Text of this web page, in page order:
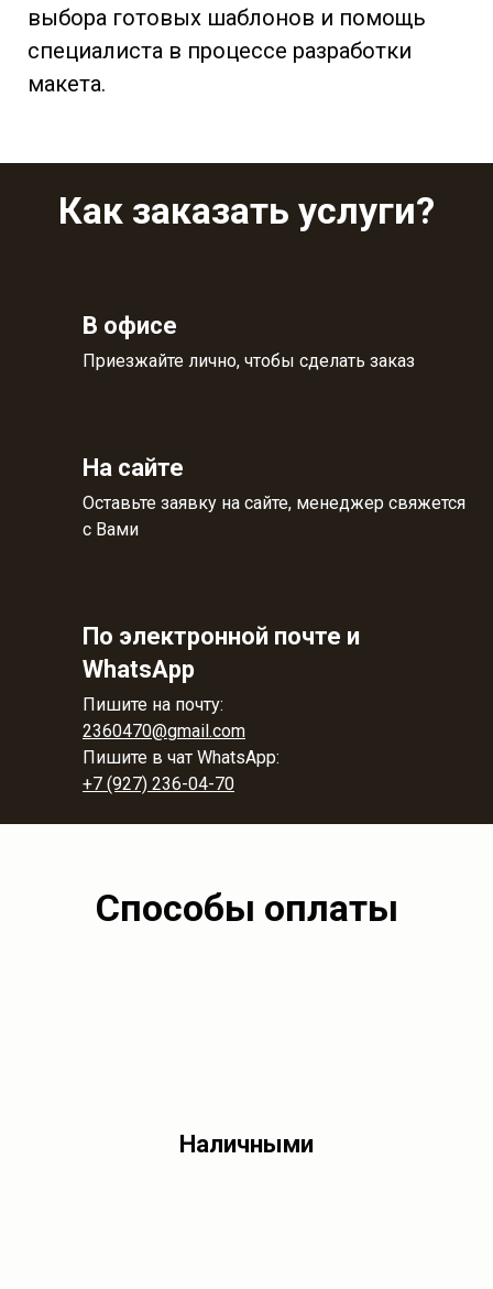
выбора готовых шаблонов и помощь
специалиста в процессе разработки
макета.
Как заказать услуги?
В офисе
Приезжайте лично, чтобы сделать заказ
На сайте
Оставьте заявку на сайте, менеджер свяжется
с Вами
По электронной почте и
WhatsApp
Пишите на почту:
2360470@gmail.com
Пишите в чат WhatsApp:
+7 (927) 236-04-70
Способы оплаты
Наличными